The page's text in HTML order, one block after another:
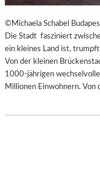
©Michaela Schabel
Die Stadt fasziniert
ein kleines Land ist,
Von der kleinen
1000-jährigen
Millionen Einwohnern. Von